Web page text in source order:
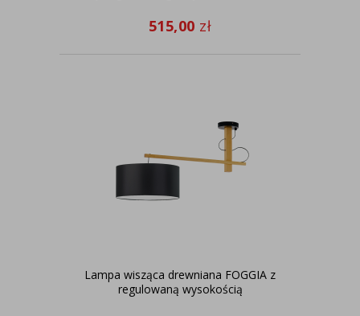
515,00 zł
Lampa wisząca drewniana FOGGIA z
regulowaną wysokością